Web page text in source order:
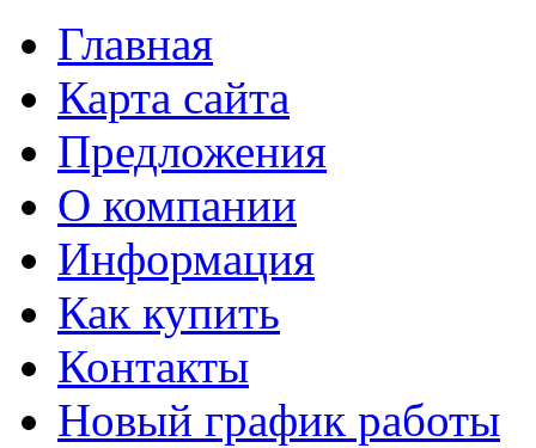
Главная
Карта сайта
Предложения
О компании
Информация
Как купить
Контакты
Новый график работы